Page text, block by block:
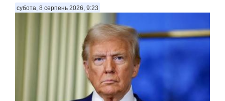
субота, 8 серпень 2026, 9:23